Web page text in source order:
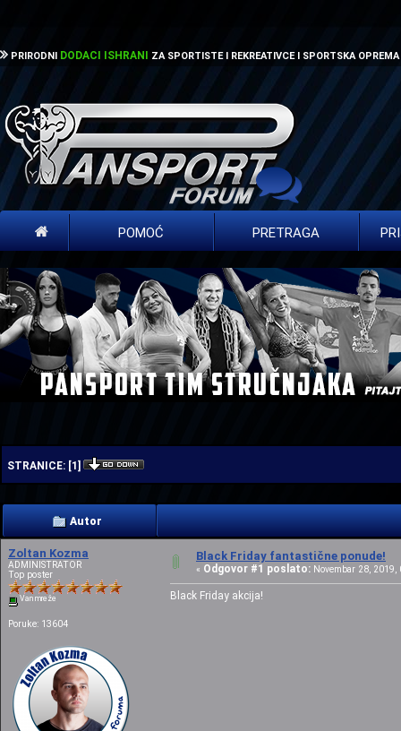
PRIRODNI DODACI ISHRANI ZA SPORTISTE I REKREATIVCE I SPORTSKA OPREMA
POMOĆ PRETRAGA
STRANICE: [1 ]
Autor
Zoltan Kozma
ADMINISTRATOR
Top poster
Van mreže
Poruke: 13604
Black Friday fantastične ponude!
« Odgovor #1 poslato: Novembar 28, 2019,
Black Friday akcija!